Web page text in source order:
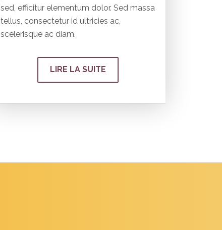
sed, efficitur elementum dolor. Sed massa
tellus, consectetur id ultricies ac,
scelerisque ac diam.
LIRE LA SUITE